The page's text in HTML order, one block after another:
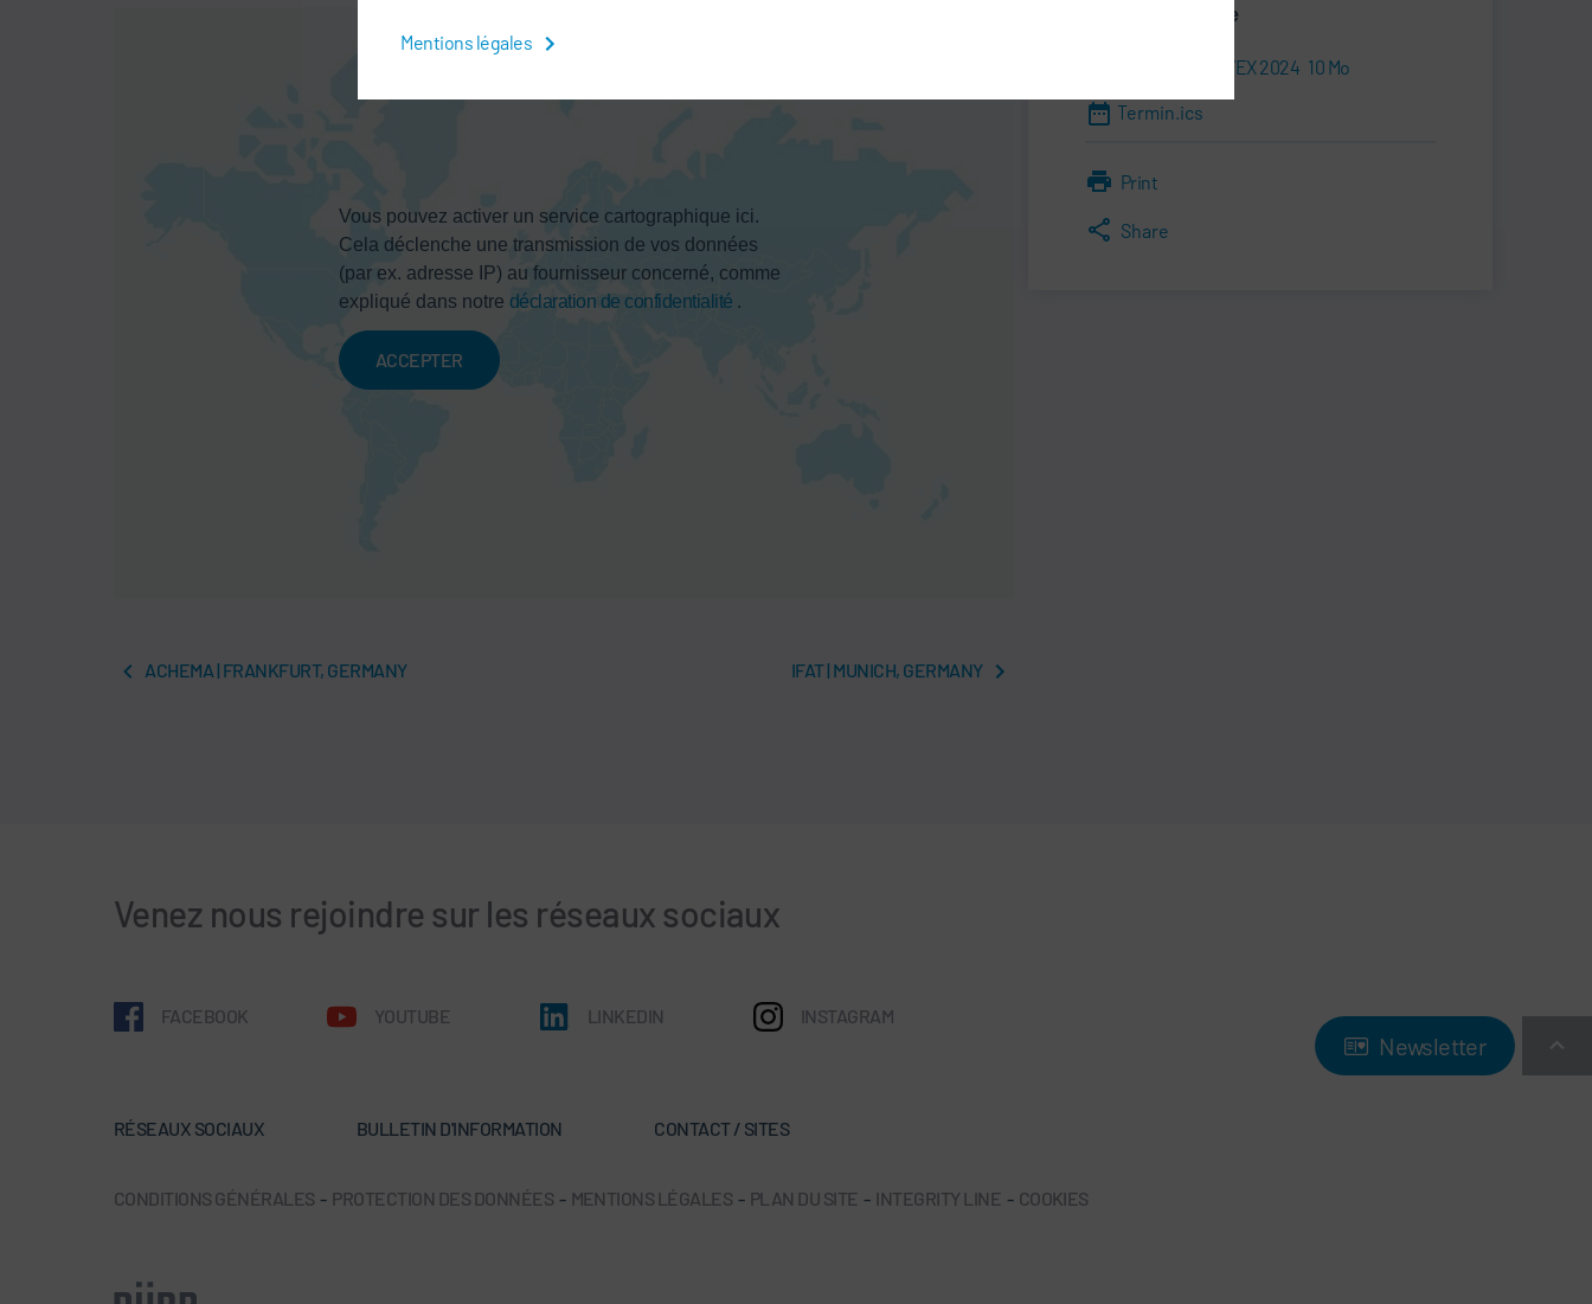
Mentions légales
Vous pouvez activer un service cartographique ici.
Cela déclenche une transmission de vos données
(par ex. adresse IP) au fournisseur concerné, comme
expliqué dans notre déclaration de confidentialité .
ACCEPTER
Dossier de presse
Brochure ENVEX 2024 10 Mo
Termin.ics
Print
Share
ACHEMA | FRANKFURT, GERMANY IFAT | MUNICH, GERMANY
Newsletter
Venez nous rejoindre sur les réseaux sociaux
FACEBOOK YOUTUBE LINKEDIN INSTAGRAM
RÉSEAUX SOCIAUX BULLETIN D'INFORMATION CONTACT / SITES
CONDITIONS GÉNÉRALES - PROTECTION DES DONNÉES - MENTIONS LÉGALES - PLAN DU SITE - INTEGRITY LINE - COOKIES